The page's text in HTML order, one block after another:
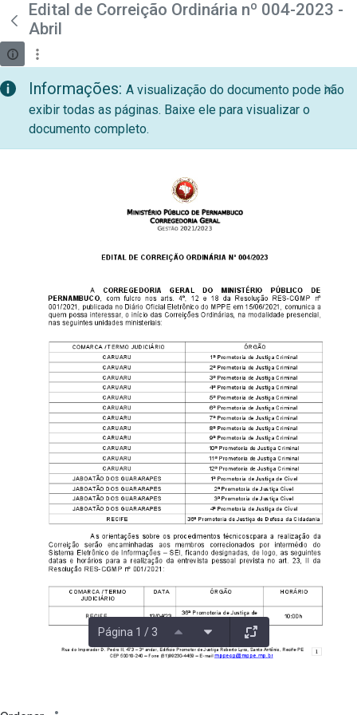
Pular para o Conteúdo principal
teste descricao
Edital de Correição Ordinária nº 004-2023 -
Abril
Informações: A visualização do documento pode não
exibir todas as páginas. Baixe ele para visualizar o
documento completo.
Página 1 / 3